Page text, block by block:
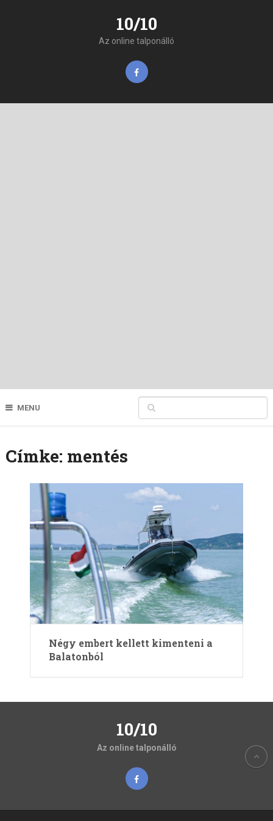
10/10
Az online talponálló
MENU
Címke: mentés
Négy embert kellett kimenteni a
Balatonból
10/10
Az online talponálló